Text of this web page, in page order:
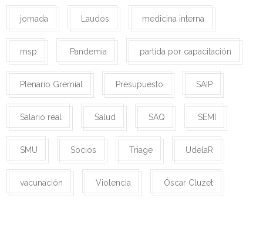
jornada Laudos medicina interna
msp Pandemia partida por capacitación
Plenario Gremial Presupuesto SAIP
Salario real Salud SAQ SEMI
SMU Socios Triage UdelaR
vacunación Violencia Óscar Cluzet